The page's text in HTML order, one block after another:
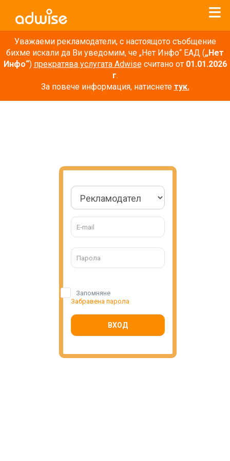
Уважаеми рекламодатели, с настоящото съобщение
бихме искали да Ви уведомим, че „Нет Инфо“ ЕАД („Нет
Инфо“) прекратява услугата Adwiseсчитано от 01.01.2026
г.
За повече информация, натиснете тук.
Запомняне
Забравена парола
ВХОД